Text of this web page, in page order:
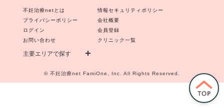
不妊治療netとは
情報セキュリティポリシー
プライバシーポリシー
会社概要
ログイン
会員登録
お問い合わせ
クリニック一覧
主要エリアで探す
© 不妊治療net FamiOne, Inc. All Rights Reserved.